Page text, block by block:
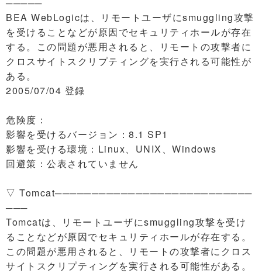
BEA WebLogicは、リモートユーザにsmuggling攻撃
を受けることなどが原因でセキュリティホールが存在
する。この問題が悪用されると、リモートの攻撃者に
クロスサイトスクリプティングを実行される可能性が
ある。
2005/07/04 登録
危険度：
影響を受けるバージョン：8.1 SP1
影響を受ける環境：Linux、UNIX、Windows
回避策：公表されていません
▽ Tomcat───────────────────────────
───
Tomcatは、リモートユーザにsmuggling攻撃を受け
ることなどが原因でセキュリティホールが存在する。
この問題が悪用されると、リモートの攻撃者にクロス
サイトスクリプティングを実行される可能性がある。